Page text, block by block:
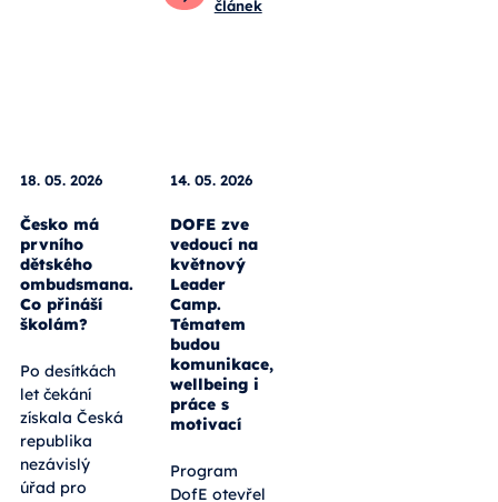
18. 05. 2026
Česko má
prvního
dětského
ombudsmana.
školám?
Po desítkách
let čekání
získala Česká
republika
14. 05. 2026
DOFE zve
vedoucí na
květnový
Leader
Camp.
Tématem
budou
komunikace,
wellbeing i
motivací